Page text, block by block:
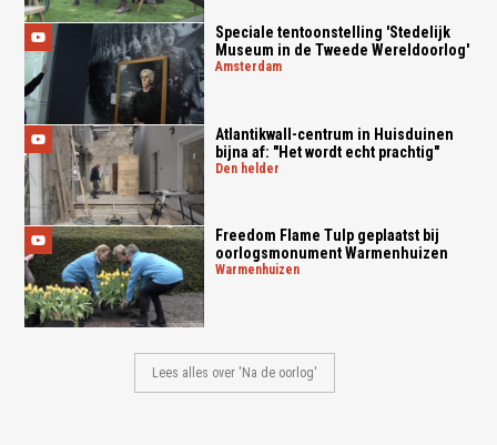
Speciale tentoonstelling 'Stedelijk
Museum in de Tweede Wereldoorlog'
amsterdam
Atlantikwall-centrum in Huisduinen
bijna af: "Het wordt echt prachtig"
den helder
Freedom Flame Tulp geplaatst bij
oorlogsmonument Warmenhuizen
warmenhuizen
Lees alles over 'Na de oorlog'